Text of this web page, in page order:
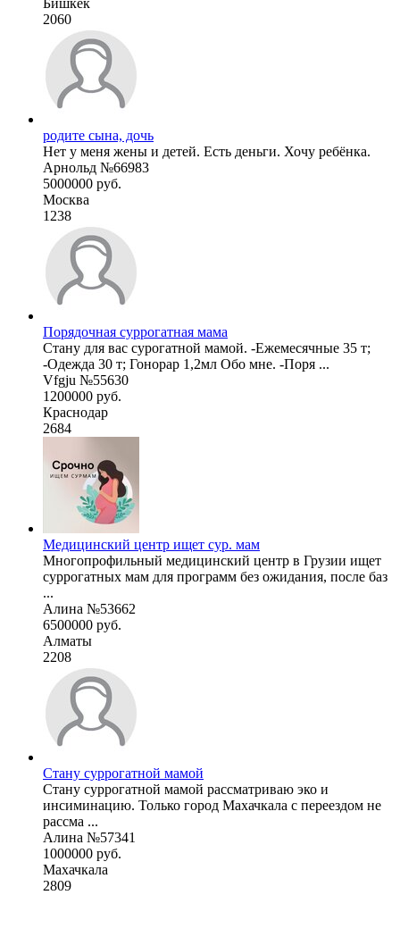
2060
родите сына, дочь
Нет у меня жены и детей. Есть деньги. Хочу ребёнка.
Арнольд №66983
5000000 руб.
Москва
1238
Порядочная суррогатная мама
Стану для вас сурогатной мамой. -Ежемесячные 35 т;
-Одежда 30 т; Гонорар 1,2мл Обо мне. -Поря ...
Vfgju №55630
1200000 руб.
Краснодар
2684
Медицинский центр ищет сур. мам
Многопрофильный медицинский центр в Грузии ищет
суррогатных мам для программ без ожидания, после баз
...
Алина №53662
6500000 руб.
Алматы
2208
Стану суррогатной мамой
Стану суррогатной мамой рассматриваю эко и
инсиминацию. Только город Махачкала с переездом не
рассма ...
Алина №57341
1000000 руб.
Махачкала
2809